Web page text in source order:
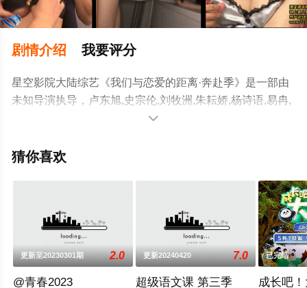
剧情介绍 我要评分
星空影院大陆综艺《我们与恋爱的距离·奔赴季》是一部由
未知导演执导，卢东旭,史宗伦,刘牧洲,朱耘娇,杨诗语,易冉,
叶萌等明星精彩演绎的大陆综艺节目，手机免费观看高清
移步至豆瓣综艺、电视猫或剧情网等平台了解。

猜你喜欢
更新至20230301期 2.0
@青春2023
更新20240420 7.0
超级语文课 第三季
已完结
成长吧